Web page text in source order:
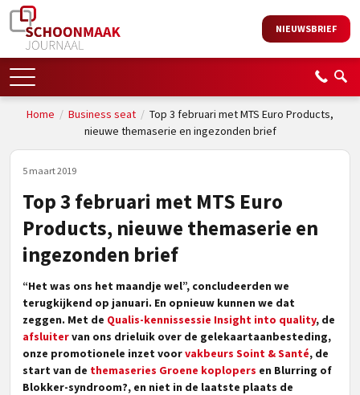
NIEUWSBRIEF
Home / Business seat / Top 3 februari met MTS Euro Products,
nieuwe themaserie en ingezonden brief
5 maart 2019
Top 3 februari met MTS Euro
Products, nieuwe themaserie en
ingezonden brief
“Het was ons het maandje wel”, concludeerden we
terugkijkend op januari. En opnieuw kunnen we dat
zeggen. Met de Qualis-kennissessie Insight into quality, de
afsluitervan ons drieluik over de gelekaartaanbesteding,
onze promotionele inzet voorvakbeurs Soint & Santé, de
start van de themaseries Groene koplopers en Blurring of
Blokker-syndroom?, en niet in de laatste plaats de